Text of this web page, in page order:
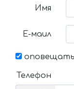
Имя
Е-маил
оповещать
Телефон